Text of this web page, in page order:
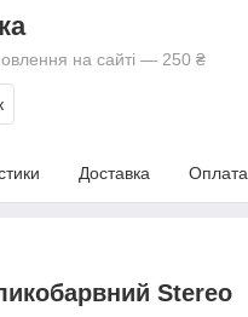
на сайті — 250 ₴
Доставка Оплата
Stereo